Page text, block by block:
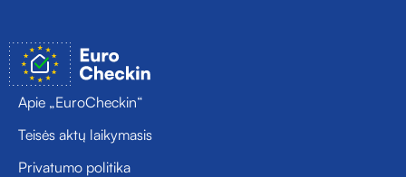
Apie „EuroCheckin“
Teisės aktų laikymasis
Privatumo politika